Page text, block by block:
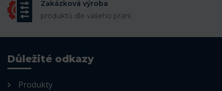
Zakázková výroba
produktů dle vašeho přání
Důležité odkazy
Produkty